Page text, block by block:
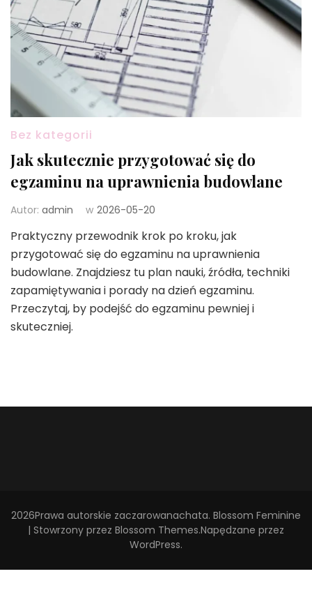
Bez kategorii
Jak skutecznie przygotować się do
egzaminu na uprawnienia budowlane
Autor: admin w 2026-05-20
Praktyczny przewodnik krok po kroku, jak
przygotować się do egzaminu na uprawnienia
budowlane. Znajdziesz tu plan nauki, źródła, techniki
zapamiętywania i porady na dzień egzaminu.
Przeczytaj, by podejść do egzaminu pewniej i
skuteczniej.
2026Prawa autorskie zaczarowanachata. Blossom Feminine
| Stowrzony przez Blossom Themes.Napędzane przez
WordPress.